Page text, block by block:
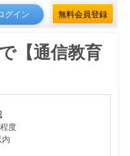
グイン 無料会員登録
【通信教育
度
内